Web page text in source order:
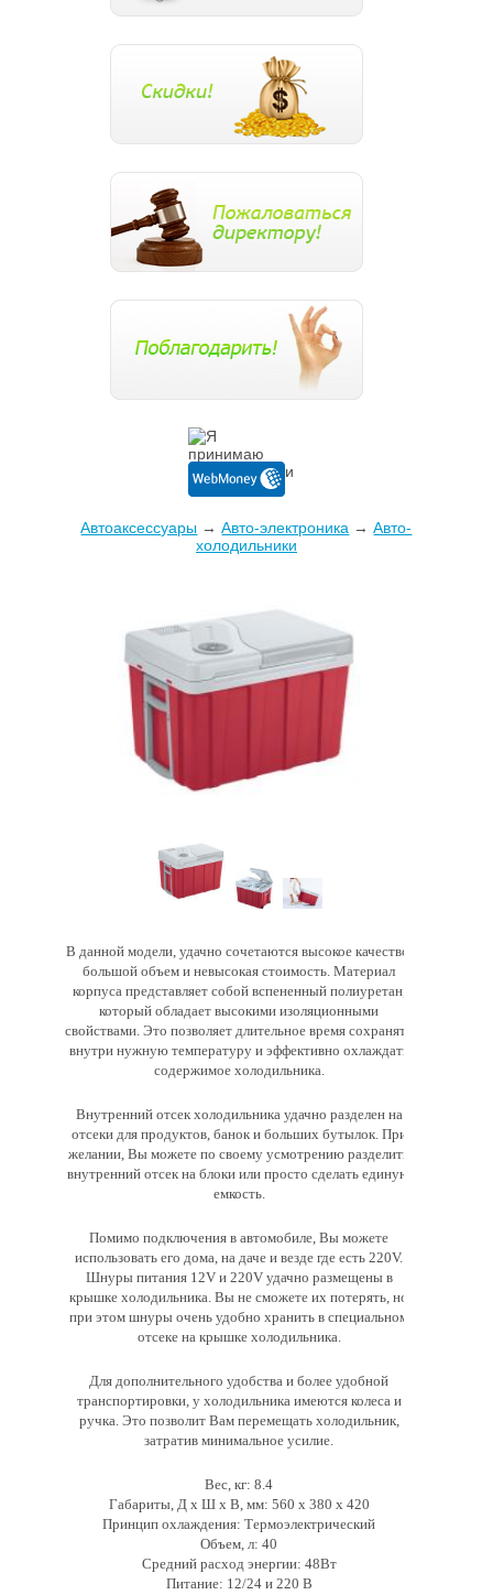
Автоаксессуары →Авто-электроника →Авто-
холодильники
В данной модели, удачно сочетаются высокое качество,
большой объем и невысокая стоимость. Материал
корпуса представляет собой вспененный полиуретан,
который обладает высокими изоляционными
свойствами. Это позволяет длительное время сохранять
внутри нужную температуру и эффективно охлаждать
содержимое холодильника.
Внутренний отсек холодильника удачно разделен на
отсеки для продуктов, банок и больших бутылок. При
желании, Вы можете по своему усмотрению разделить
внутренний отсек на блоки или просто сделать единую
емкость.
Помимо подключения в автомобиле, Вы можете
использовать его дома, на даче и везде где есть 220V.
Шнуры питания 12V и 220V удачно размещены в
крышке холодильника. Вы не сможете их потерять, но
при этом шнуры очень удобно хранить в специальном
отсеке на крышке холодильника.
Для дополнительного удобства и более удобной
транспортировки, у холодильника имеются колеса и
ручка. Это позволит Вам перемещать холодильник,
затратив минимальное усилие.
Вес, кг: 8.4
Габариты, Д х Ш х В, мм: 560 x 380 x 420
Принцип охлаждения: Термоэлектрический
Объем, л: 40
Средний расход энергии: 48Вт
Питание: 12/24 и 220 В